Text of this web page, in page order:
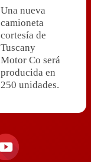
Una nueva
camioneta
cortesía de
Tuscany
Motor Co será
producida en
250 unidades.